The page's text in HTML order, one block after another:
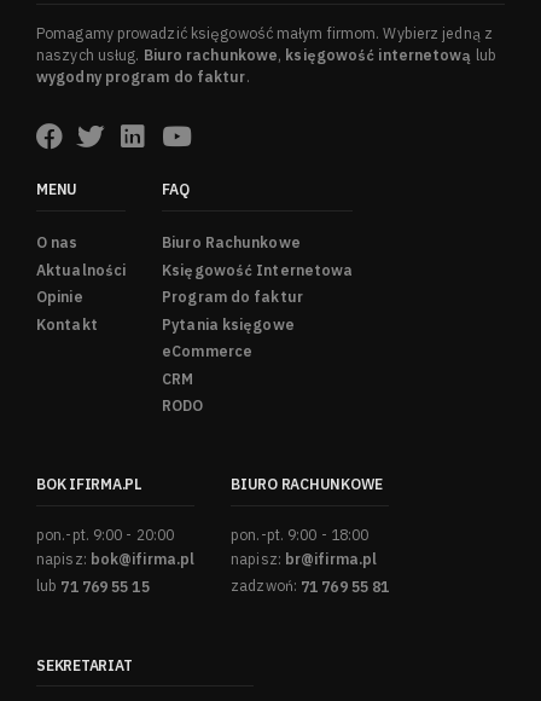
Pomagamy prowadzić księgowość małym firmom. Wybierz jedną z
naszych usług. Biuro rachunkowe, księgowość internetową lub
wygodny program do faktur.
MENU
O nas
Aktualności
Opinie
Kontakt
FAQ
Biuro Rachunkowe
Księgowość Internetowa
Program do faktur
Pytania księgowe
eCommerce
CRM
RODO
BOK IFIRMA.PL
pon.-pt. 9:00 - 20:00
napisz: bok@ifirma.pl
lub 71 769 55 15
BIURO RACHUNKOWE
pon.-pt. 9:00 - 18:00
napisz: br@ifirma.pl
zadzwoń: 71 769 55 81
SEKRETARIAT